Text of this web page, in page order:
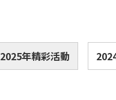
2025年精彩活動